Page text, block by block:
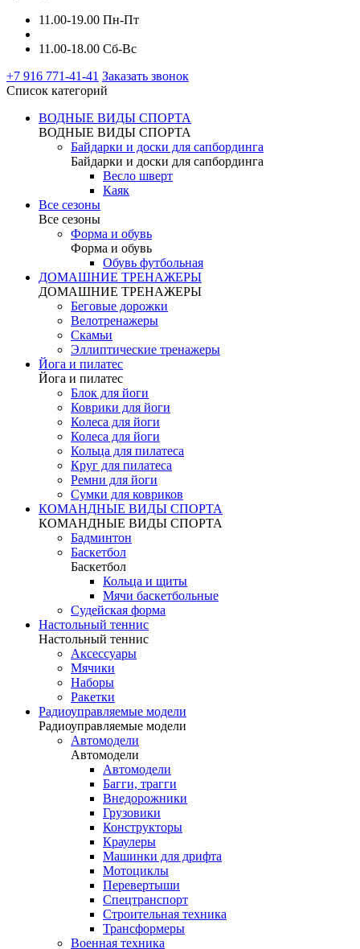
11.00-19.00 Пн-Пт
11.00-18.00 Сб-Вс
+7 916 771-41-41 Заказать звонок
Список категорий
ВОДНЫЕ ВИДЫ СПОРТА
ВОДНЫЕ ВИДЫ СПОРТА
Байдарки и доски для сапбординга
Байдарки и доски для сапбординга
Весло шверт
Каяк
Все сезоны
Все сезоны
Форма и обувь
Форма и обувь
Обувь футбольная
ДОМАШНИЕ ТРЕНАЖЕРЫ
ДОМАШНИЕ ТРЕНАЖЕРЫ
Беговые дорожки
Велотренажеры
Скамьи
Эллиптические тренажеры
Йога и пилатес
Йога и пилатес
Блок для йоги
Коврики для йоги
Колеса для йоги
Колеса для йоги
Кольца для пилатеса
Круг для пилатеса
Ремни для йоги
Сумки для ковриков
КОМАНДНЫЕ ВИДЫ СПОРТА
КОМАНДНЫЕ ВИДЫ СПОРТА
Бадминтон
Баскетбол
Баскетбол
Кольца и щиты
Мячи баскетбольные
Судейская форма
Настольный теннис
Настольный теннис
Аксессуары
Мячики
Наборы
Ракетки
Радиоуправляемые модели
Радиоуправляемые модели
Автомодели
Автомодели
Автомодели
Багги, трагги
Внедорожники
Грузовики
Конструкторы
Краулеры
Машинки для дрифта
Мотоциклы
Перевертыши
Спецтранспорт
Строительная техника
Трансформеры
Военная техника